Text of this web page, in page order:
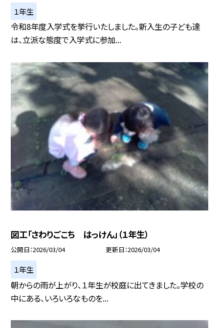
１年生
令和8年度入学式を挙行いたしました。新入生の子ども達
は、立派な態度で入学式に参加...
図工「さわりごこち はっけん」（１年生）
公開日 2026/03/04 更新日 2026/03/04
１年生
朝からの雨が上がり、１年生が校庭に出てきました。学校の
中にある、いろいろなものを...